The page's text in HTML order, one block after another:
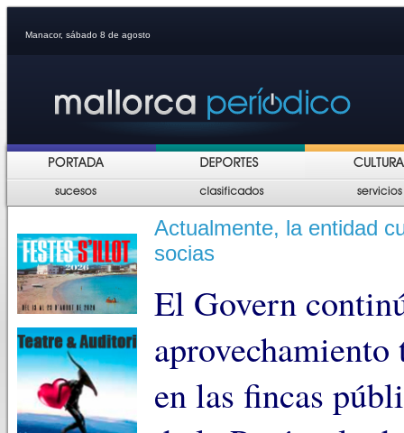
Manacor, sábado 8 de agosto
Actualmente, la entidad
socias
El Govern
en las fincas